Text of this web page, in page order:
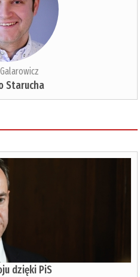
Starucha
dzięki PiS